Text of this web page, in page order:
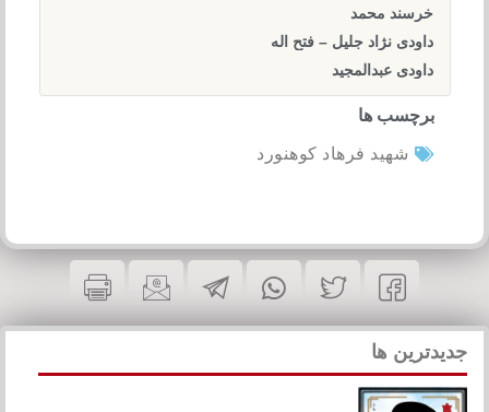
خرسند محمد
داودی نژاد جلیل – فتح اله
داودی عبدالمجید
برچسب ها
شهید فرهاد کوهنورد
جدیدترین ها